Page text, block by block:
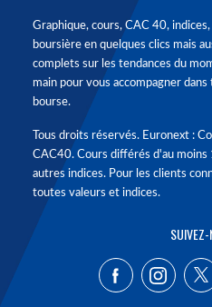
Graphique, cours, CAC 40,
boursière en quelques clics mais
complets sur les tendances du
main pour vous accompagner
bourse.
Tous droits réservés. Euronext :
CAC40. Cours différés d'au
autres indices. Pour les clients
toutes valeurs et indices.